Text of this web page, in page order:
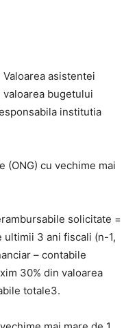
asistentei
bugetului
institutia
(ONG) cu vechime mai
solicitate =
3 ani fiscali (n-1,
– contabile
30% din valoarea
totale3.